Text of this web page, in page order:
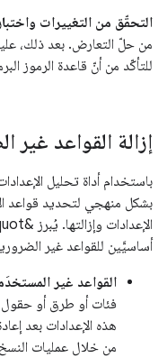
التحقّق من التغييرات
من حلّ التعارض. بعد ذلك،
للتأكّد من أنّ قاعدة الرموز
إزالة القواعد غير
باستخدام أداة تحليل
بشكل منهجي لتحديد قواعد
أساسيَّين للقواعد غير
القواعد غير
فئات أو طرق أو حقول
هذه الإعدادات بعد
من خلال عمليات